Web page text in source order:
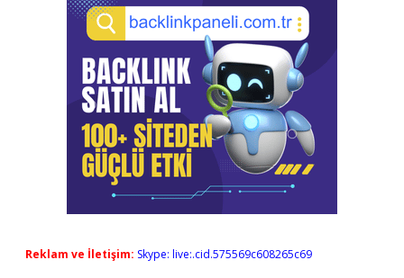
Reklam ve İletişim: Skype: live:.cid.575569c608265c69